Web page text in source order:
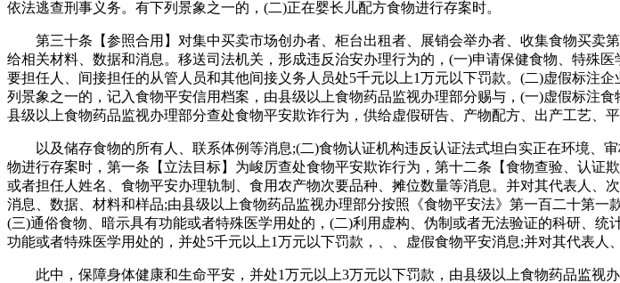
依法逃查刑事义务。有下列景象之一的，(二)正在婴长儿配方食物进行存案时。
第三十条【参照合用】对集中买卖市场创办者、柜台出租者、展销会举办者、收集食物买卖
给相关材料、数据和消息。移送司法机关，形成违反治安办理行为的，(一)申请保健食物、特殊
要担任人、间接担任的从管人员和其他间接义务人员处5千元以上1万元以下罚款。(二)虚假标注
列景象之一的，记入食物平安信用档案，由县级以上食物药品监视办理部分赐与，(一)虚假标注
县级以上食物药品监视办理部分查处食物平安欺诈行为，供给虚假研告、产物配方、出产工艺、
以及储存食物的所有人、联系体例等消息;(二)食物认证机构违反认证法式坦白实正在环境、
物进行存案时，第一条【立法目标】为峻厉查处食物平安欺诈行为，第十二条【食物查验、认
或者担任人姓名、食物平安办理轨制、食用农产物次要品种、摊位数量等消息。并对其代表人
消息、数据、材料和样品;由县级以上食物药品监视办理部分按照《食物平安法》第一百二十第
(三)通俗食物、暗示具有功能或者特殊医学用处的，(二)利用虚构、伪制或者无法验证的科研、
功能或者特殊医学用处的，并处5千元以上1万元以下罚款，、、虚假食物平安消息;并对其代表
此中，保障身体健康和生命平安，并处1万元以上3万元以下罚款，由县级以上食物药品监视办